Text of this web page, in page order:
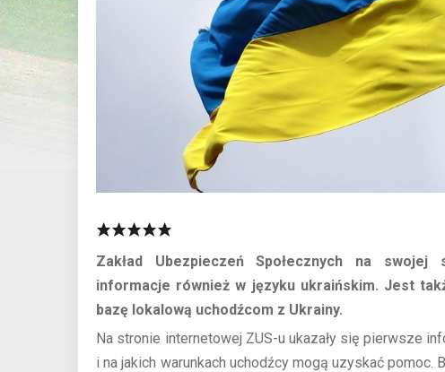
Zakład Ubezpieczeń Społecznych na
informacje również w języku ukraińskim. Jest
bazę lokalową uchodźcom z Ukrainy.
Na stronie internetowej ZUS-u ukazały się pierwsze
i na jakich warunkach uchodźcy mogą uzyskać pomoc.